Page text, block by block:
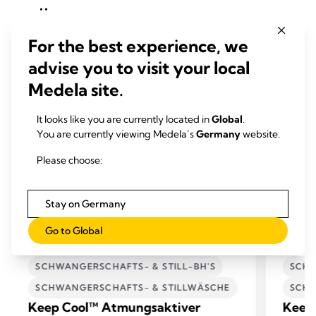
ÄHNLICHE PRODUKTE
SCHWANGERSCHAFTS- & STILL-BH'S
SCHWANGERSCHAFTS- & STILLWÄSCHE
Keep Cool™ Atmungsaktiver
For the best experience, we
advise you to visit your local
Medela site.
It looks like you are currently located inGlobal.
You are currently viewing Medela’sGermanywebsite.
Please choose:
Stay on Germany
Go to Global